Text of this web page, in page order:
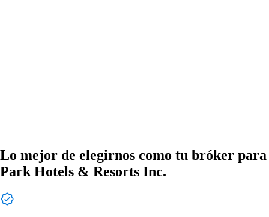
Lo mejor de elegirnos como tu bróker para
Park Hotels & Resorts Inc.